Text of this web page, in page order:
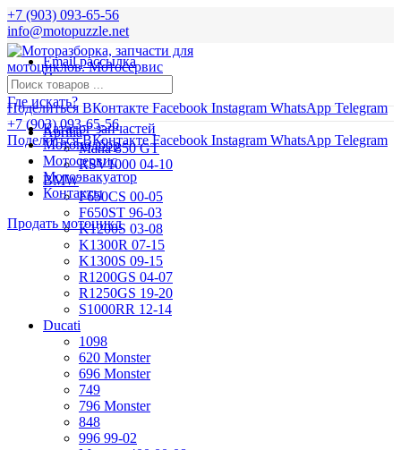
+7 (903) 093-65-56
info@motopuzzle.net
Email рассылка
Новости
Поделиться ВКонтакте Facebook Instagram WhatsApp Telegram
+7 (903) 093-65-56
Поделиться ВКонтакте Facebook Instagram WhatsApp Telegram
Где искать?
Aprilia
Mana 850 GT
RSV1000 04-10
BMW
F650CS 00-05
F650ST 96-03
K1200S 03-08
K1300R 07-15
K1300S 09-15
R1200GS 04-07
R1250GS 19-20
S1000RR 12-14
Ducati
1098
620 Monster
696 Monster
749
796 Monster
848
996 99-02
Каталог запчастей
Мотоподбор
Мотосервис
Мотоэвакуатор
Контакты
Продать мотоцикл